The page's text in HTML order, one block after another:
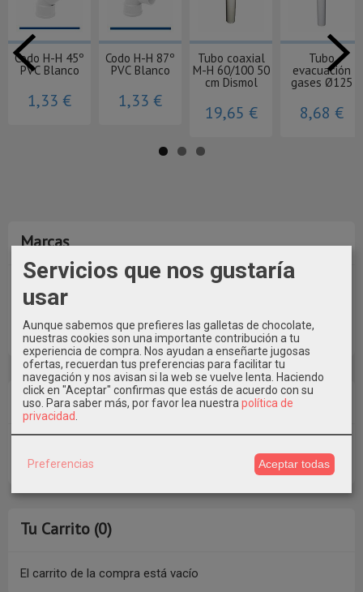
Marcas
Costes de Envío
Consultar Destinos
Tu Carrito (0)
El carrito de la compra está vacío
Codo H-H 45º
PVC Blanco
1,33 €
Codo H-H 87º
PVC Blanco
1,33 €
Tubo coaxial
M-H 60/100 50
cm Dismol
19,65 €
Tubo
evacuación
gases Ø125
8,68 €
Servicios que nos gustaría
usar
Aunque sabemos que prefieres las galletas de chocolate,
nuestras cookies son una importante contribución a tu
experiencia de compra. Nos ayudan a enseñarte jugosas
ofertas, recuerdan tus preferencias para facilitar tu
navegación y nos avisan si la web se vuelve lenta. Haciendo
click en "Aceptar" confirmas que estás de acuerdo con su
uso. Para saber más, por favor lea nuestra política de
privacidad
Preferencias Aceptar todas